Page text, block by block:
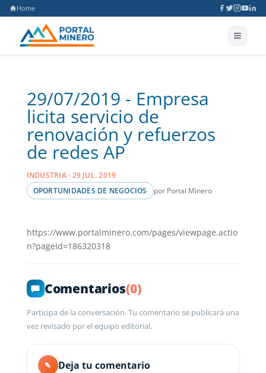
Home
29/07/2019 - Empresa
licita servicio de
renovación y refuerzos
de redes AP
INDUSTRIA · 29 JUL. 2019
OPORTUNIDADES DE NEGOCIOS
por Portal Minero
https://www.portalminero.com/pages/viewpage.actio
n?pageId=186320318
Comentarios(0)
Participa de la conversación. Tu comentario se publicará una
vez revisado por el equipo editorial.
✎ Deja tu comentario